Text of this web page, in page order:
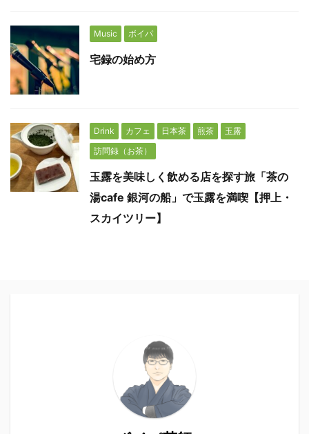
Music ボイパ
宅録の始め方
Drink カフェ 日本茶 煎茶
玉露
訪問録（お茶）
玉露を美味しく飲める店を探す旅「茶の
湯cafe 銀河の船」で玉露を満喫【押上・
スカイツリー】